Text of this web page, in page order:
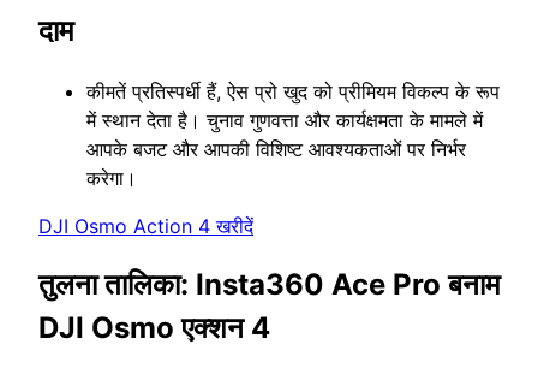
दाम
कीमतें प्रतिस्पर्धी हैं, ऐस प्रो खुद को प्रीमियम विकल्प के रूप
में स्थान देता है। चुनाव गुणवत्ता और कार्यक्षमता के मामले में
आपके बजट और आपकी विशिष्ट आवश्यकताओं पर निर्भर
करेगा।
DJI Osmo Action 4 खरीदें
तुलना तालिका: Insta360 Ace Pro बनाम
DJI Osmo एक्शन 4